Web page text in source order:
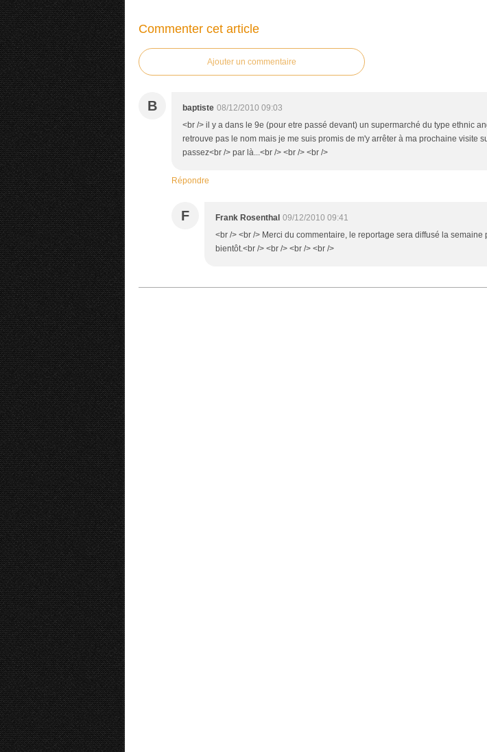
Commenter cet article
Ajouter un commentaire
B baptiste 08/12/2010 09:03
<br /> il y a dans le 9e (pour etre passé devant) un supermarché du type ethnic
retrouve pas le nom mais je me suis promis de m'y arrêter à ma prochaine visite
passez<br /> par là...<br /> <br /> <br />
Répondre
F Frank Rosenthal 09/12/2010 09:41
<br /> <br /> Merci du commentaire, le reportage sera diffusé la semaine
bientôt.<br /> <br /> <br /> <br />